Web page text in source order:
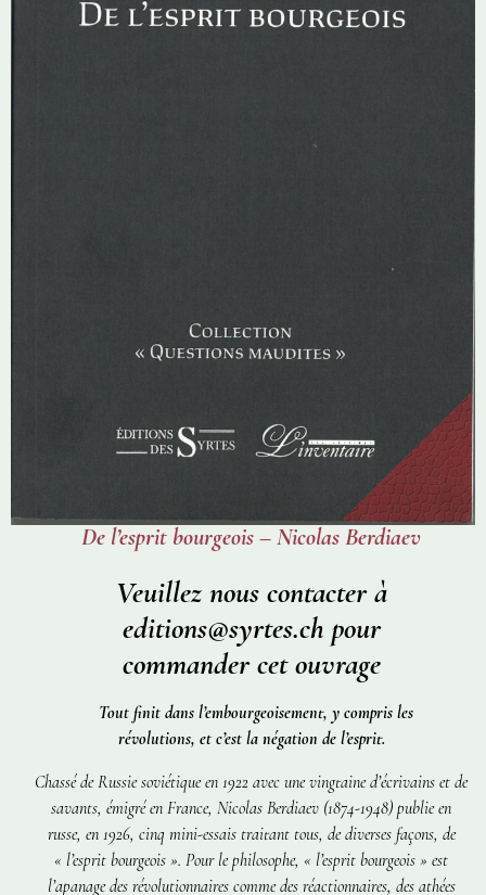
De l’esprit bourgeois – Nicolas Berdiaev
Veuillez nous contacter à
editions@syrtes.ch pour
commander cet ouvrage
Tout finit dans l’embourgeoisement, y compris les
révolutions, et c’est la négation de l’esprit.
Chassé de Russie soviétique en 1922 avec une vingtaine d’écrivains et de
savants, émigré en France, Nicolas Berdiaev (1874-1948) publie en
russe, en 1926, cinq mini-essais traitant tous, de diverses façons, de
« l’esprit bourgeois ». Pour le philosophe, « l’esprit bourgeois » est
l’apanage des révolutionnaires comme des réactionnaires, des athées